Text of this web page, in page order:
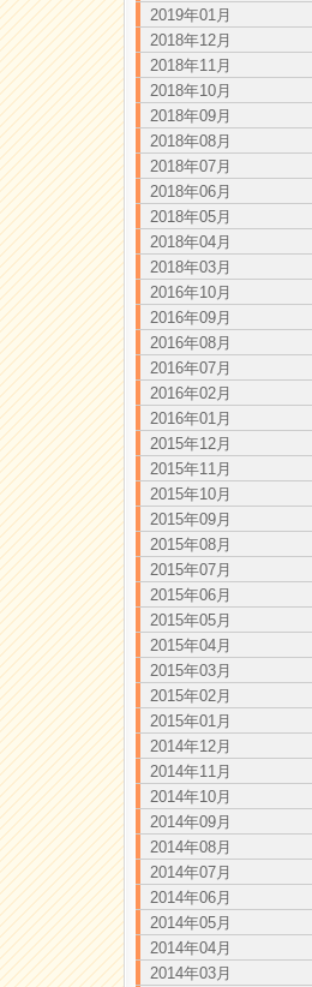
2019年01月
2018年12月
2018年11月
2018年10月
2018年09月
2018年08月
2018年07月
2018年06月
2018年05月
2018年04月
2018年03月
2016年10月
2016年09月
2016年08月
2016年07月
2016年02月
2016年01月
2015年12月
2015年11月
2015年10月
2015年09月
2015年08月
2015年07月
2015年06月
2015年05月
2015年04月
2015年03月
2015年02月
2015年01月
2014年12月
2014年11月
2014年10月
2014年09月
2014年08月
2014年07月
2014年06月
2014年05月
2014年04月
2014年03月